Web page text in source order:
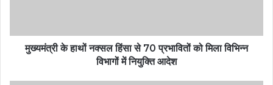
मुख्यमंत्री के हाथों नक्सल हिंसा से 70 प्रभावितों को मिला विभिन्न
विभागों में नियुक्ति आदेश